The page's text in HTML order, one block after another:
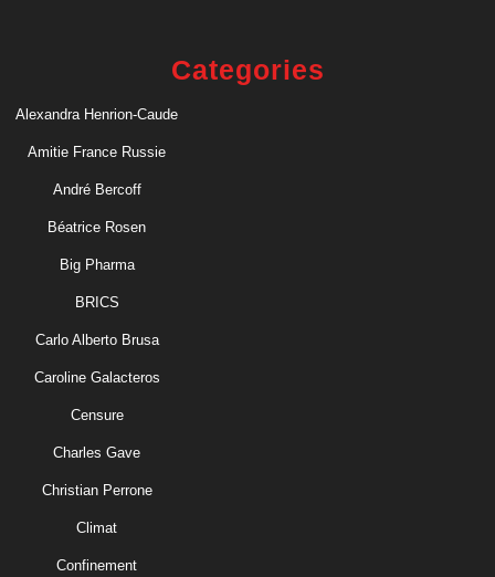
Categories
Alexandra Henrion-Caude
Amitie France Russie
André Bercoff
Béatrice Rosen
Big Pharma
BRICS
Carlo Alberto Brusa
Caroline Galacteros
Censure
Charles Gave
Christian Perrone
Climat
Confinement